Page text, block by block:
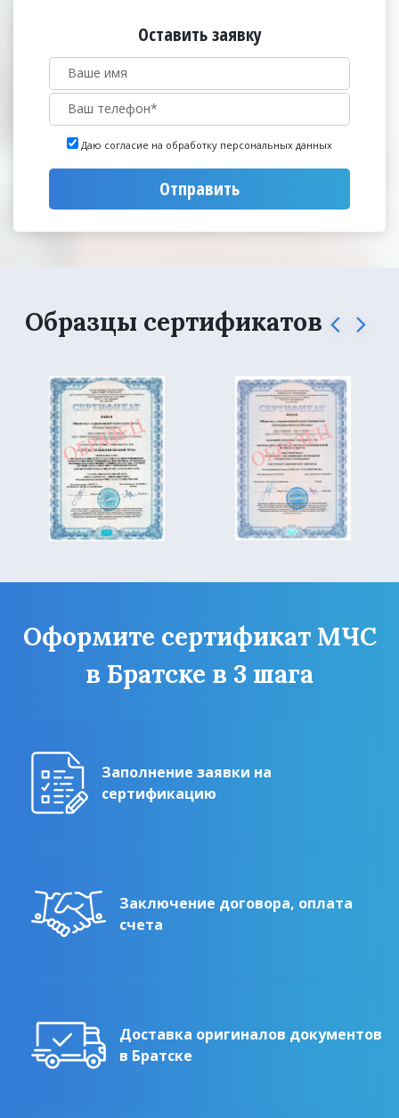
Оставить заявку
Даю согласие на обработку персональных данных
Отправить
Образцы сертификатов
Оформите сертификат МЧС
в Братске в 3 шага
Заполнение заявки на
сертификацию
Заключение договора, оплата
счета
Доставка оригиналов документов
в Братске